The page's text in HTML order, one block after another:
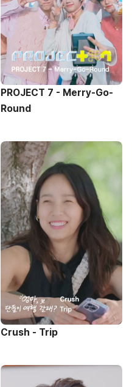
PROJECT 7 - Merry-Go-
Round
Crush - Trip